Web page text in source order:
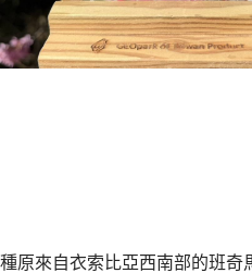
原來自衣索比亞西南部的班奇